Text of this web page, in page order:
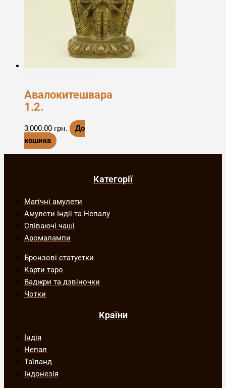
Авалокитешвара
1.2.
3,000.00 грн.
До
кошика
Категорії
Магічні амулети
Амулети Індіі та Непалу
Співаючі чаші
Аромалампи
Бронзові статуетки
Карти таро
Ваджри та дзвіночки
Чотки
Країни
Індія
Непал
Таїланд
Індонезія